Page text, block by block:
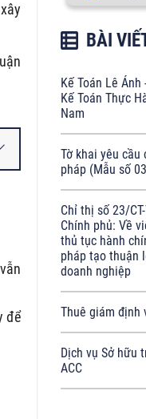
để
BÀI
Kế Toán Lê Ánh
Kế Toán Thực
Nam
Tờ khai yêu
pháp (Mẫu số
Chỉ thị số 23/
Chính phủ: Về
thủ tục hành
pháp tạo thuận
doanh nghiệp
Thuê giám định
Dịch vụ Sở hữu
ACC